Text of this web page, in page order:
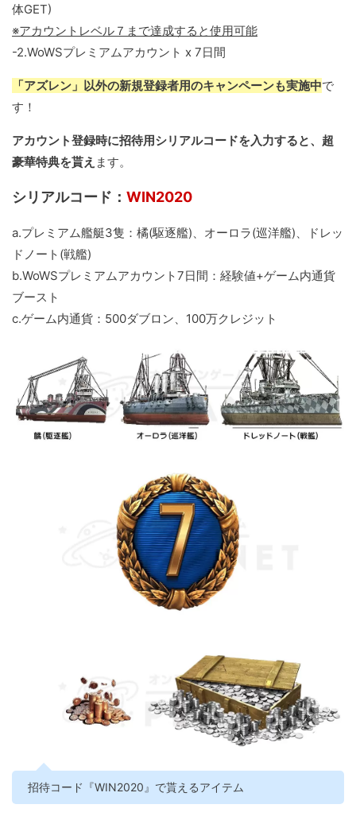
体GET)
※アカウントレベル７まで達成すると使用可能
-2.WoWSプレミアムアカウント x 7日間
「アズレン」以外の新規登録者用のキャンペーンも実施中で
す！
アカウント登録時に招待用シリアルコードを入力すると、超
豪華特典を貰え ます。
シリアルコード： WIN2020
a.プレミアム艦艇3隻：橘(駆逐艦)、オーロラ(巡洋艦)、ドレッ
ドノート(戦艦)
b.WoWSプレミアムアカウント7日間：経験値+ゲーム内通貨
ブースト
c.ゲーム内通貨：500ダブロン、100万クレジット
招待コード『WIN2020』で貰えるアイテム